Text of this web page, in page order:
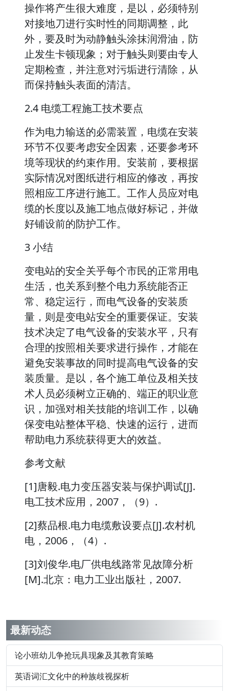
操作将产生很大难度，是以，必须特别
对接地刀进行实时性的同期调整，此
外，要及时为动静触头涂抹润滑油，防
止发生卡顿现象；对于触头则要由专人
定期检查，并注意对污垢进行清除，从
而保持触头表面的清洁。
2.4 电缆工程施工技术要点
作为电力输送的必需装置，电缆在安装
环节不仅要考虑安全因素，还要参考环
境等现状的约束作用。安装前，要根据
实际情况对图纸进行相应的修改，再按
照相应工序进行施工。工作人员应对电
缆的长度以及施工地点做好标记，并做
好铺设前的防护工作。
3 小结
变电站的安全关乎每个市民的正常用电
生活，也关系到整个电力系统能否正
常、稳定运行，而电气设备的安装质
量，则是变电站安全的重要保证。安装
技术决定了电气设备的安装水平，只有
合理的按照相关要求进行操作，才能在
避免安装事故的同时提高电气设备的安
装质量。是以，各个施工单位及相关技
术人员必须树立正确的、端正的职业意
识，加强对相关技能的培训工作，以确
保变电站整体平稳、快速的运行，进而
帮助电力系统获得更大的效益。
参考文献
[1]唐毅.电力变压器安装与保护调试[J].
电工技术应用，2007，（9）.
[2]蔡品根.电力电缆敷设要点[J].农村机
电，2006，（4）.
[3]刘俊华.电厂供电线路常见故障分析
[M].北京：电力工业出版社，2007.
最新动态
论小班幼儿争抢玩具现象及其教育策略
英语词汇文化中的种族歧视探析